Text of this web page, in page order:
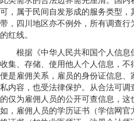
可，属于民间自发形成的服务类型
带，四川地区亦不例外，所有调查
的红线。
根据《中华人民共和国个人信
收集、存储、使用他人个人信息，
便是雇佣关系，雇员的身份证信息
私内容，也受法律保护。从合法可
的仅为雇佣人员的公开可查信息，
如，雇佣人员的学历证书（学信网